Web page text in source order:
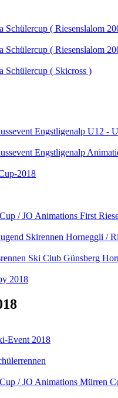
Schülercup ( Riesenslalom
Schülercup ( Riesenslalom
Schülercup ( Skicross )
Engstligenalp U12 -
Engstligenalp
2018
/ JO Animations First
Skirennen Horneggli /
Ski Club Günsberg
2018
Event 2018
/ JO Animations Mürren